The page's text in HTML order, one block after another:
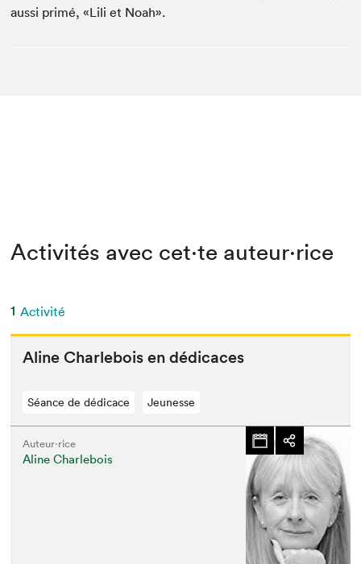
aussi primé, «Lili et Noah».
Activités avec cet·te auteur·rice
1 Activité
Aline Charlebois en dédicaces
Séance de dédicace Jeunesse
Auteur·rice
Aline Charlebois